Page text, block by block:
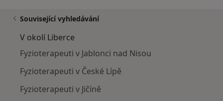
Související vyhledávání
V okolí Liberce
Fyzioterapeuti v Jablonci nad Nisou
Fyzioterapeuti v České Lípě
Fyzioterapeuti v Jičíně